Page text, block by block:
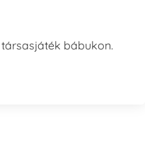
bábukon.